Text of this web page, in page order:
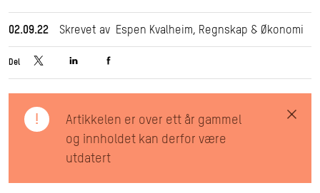
02.09.22 Skrevet av Espen Kvalheim, Regnskap & Økonomi
Del
!
Artikkelen er over ett år gammel
og innholdet kan derfor være
utdatert